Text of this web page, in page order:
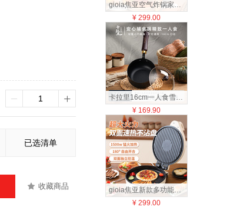
已选清单
收藏商品
gioia焦亚空气炸锅家用新款可视智能3.5L大容量多功能自动电炸锅
¥ 299.00
卡拉里16cm一人食雪平锅燃气电磁炉通用锤纹工艺极铁小奶锅
¥ 169.90
gioia焦亚新款多功能电饼铛家用双面加热薄饼机煎饼机全自动加深
¥ 299.00